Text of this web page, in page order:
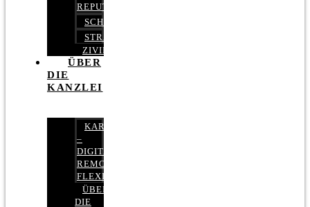
REPUTATIONSMANAGEMENT
SCHUFARECHT
STRAFRECHT
ZIVILRECHT
ÜBER
DIE
KANZLEI
KARRIERE
–
DIGITAL,
REMOTE,
FLEXIBEL
ÜBER
DIE